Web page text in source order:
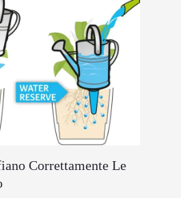
Correttamente Le